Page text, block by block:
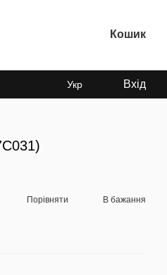
Кошик
Укр Вхід
Порівняти В бажання